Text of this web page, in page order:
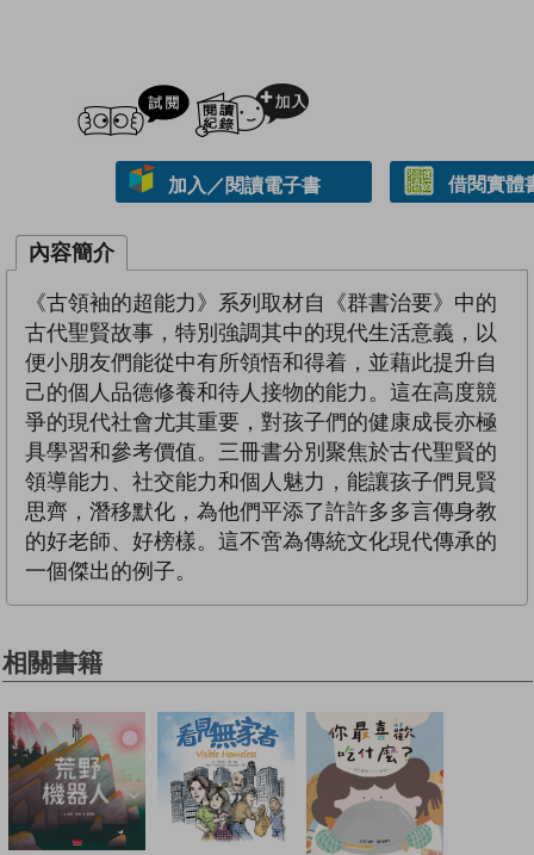
試閲
加入／閱讀電子書 借閱實體
內容簡介
《古領袖的超能力》系列取材自《群書治要》中的
古代聖賢故事，特別強調其中的現代生活意義，以
便小朋友們能從中有所領悟和得着，並藉此提升自
己的個人品德修養和待人接物的能力。這在高度競
爭的現代社會尤其重要，對孩子們的健康成長亦極
具學習和參考價值。三冊書分別聚焦於古代聖賢的
領導能力、社交能力和個人魅力，能讓孩子們見賢
思齊，潛移默化，為他們平添了許許多多言傳身教
的好老師、好榜樣。這不啻為傳統文化現代傳承的
一個傑出的例子。
相關書籍